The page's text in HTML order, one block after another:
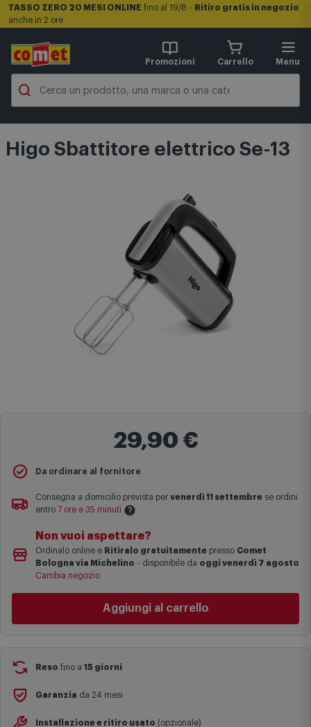
TASSO ZERO 20 MESI ONLINE fino al 19/8 - Ritiro gratis in negozio
anche in 2 ore
Promozioni Carrello Menu
Higo Sbattitore elettrico Se-13
29,90 €
Da ordinare al fornitore
Consegna a domicilio prevista per venerdì 11 settembre se ordini
entro 7 ore e 35 minuti
Le date previste per la consegna sono una stima approssimativa
basata sulle statistiche di consegna in possesso di Comet.
I tempi di consegna effettivi potrebbero variare in situazioni
complesse come isole e regioni montane, consegna nei periodi
festivi e ricorrenze principali o in circostanze eccezionali).
Si ricorda inoltre che i prodotti acquistati in modalità di
Non vuoi aspettare?
Ordinalo online e Ritiralo gratuitamente presso Comet
Bologna via Michelino - disponibile da oggi venerdì 7 agosto
Cambia negozio
Aggiungi al carrello
Reso fino a 15 giorni
Garanzia da 24 mesi
Installazione e ritiro usato (opzionale)